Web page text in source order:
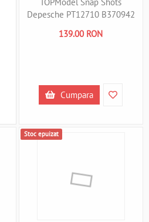
Depesche PT12710 B370942
139.00 RON
Cumpara
Stoc epuizat